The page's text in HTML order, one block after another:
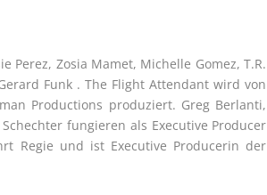
Perez, Zosia Mamet, Michelle Gomez, T.R.
Funk . The Flight Attendant wird von
Productions produziert. Greg Berlanti,
fungieren als Executive Producer
Regie und ist Executive Producerin der